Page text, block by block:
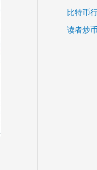
比特币
读者炒